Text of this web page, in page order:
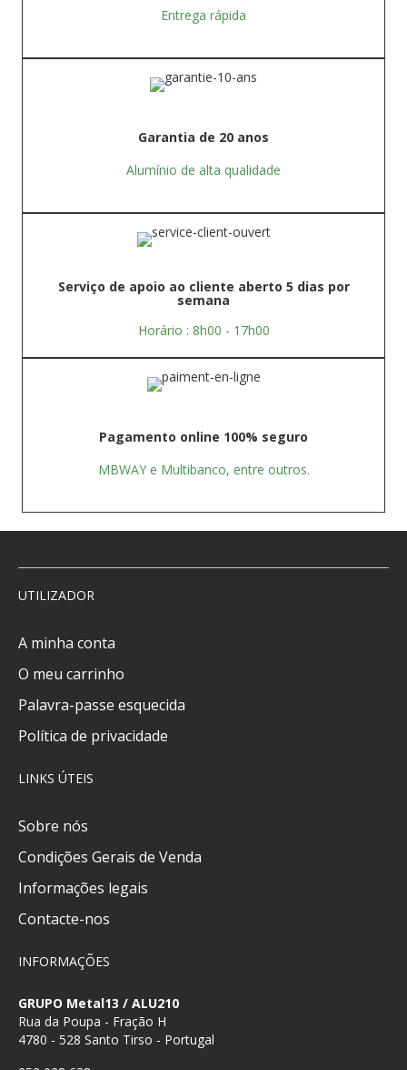
Entrega rápida
Garantia de 20 anos
Alumínio de alta qualidade
Serviço de apoio ao cliente aberto 5 dias por
semana
Horário : 8h00 - 17h00
Pagamento online 100% seguro
MBWAY e Multibanco, entre outros.
UTILIZADOR
A minha conta
O meu carrinho
Palavra-passe esquecida
Política de privacidade
LINKS ÚTEIS
Sobre nós
Condições Gerais de Venda
Informações legais
Contacte-nos
INFORMAÇÕES
GRUPO Metal13 / ALU210
Rua da Poupa - Fração H
4780 - 528 Santo Tirso - Portugal